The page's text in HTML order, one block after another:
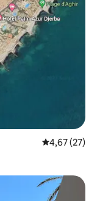
Gemiddelde
4,67 (27)